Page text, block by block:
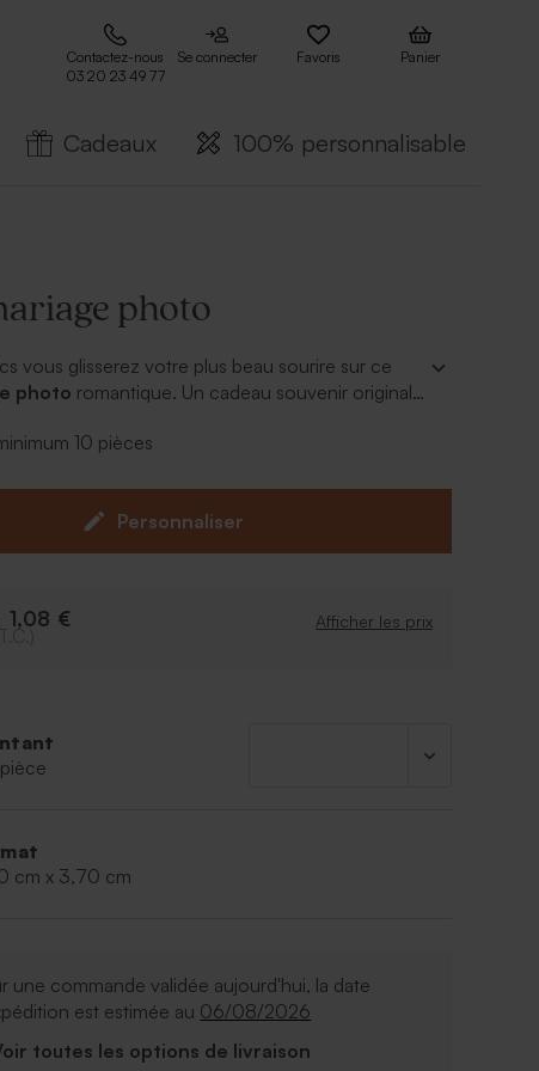
Contactez-nous
03 20 23 49 77
Se connecter Favoris Panier
Cadeaux 100% personnalisable
photo
vous glisserez votre plus beau sourire sur ce
photo romantique. Un cadeau souvenir original
10 pièces
Personnaliser
1,08 € Afficher les prix
cm x 3,70 cm
une commande validée aujourd'hui, la date
est estimée au 06/08/2026
toutes les options de livraison